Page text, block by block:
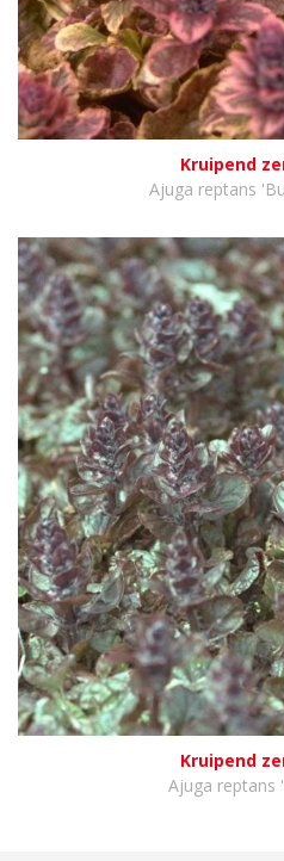
Kruipend
Ajuga reptans
Kruipend
Ajuga reptans